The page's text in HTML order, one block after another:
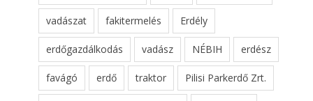
vadászat fakitermelés Erdély
erdőgazdálkodás vadász NÉBIH erdész
favágó erdő traktor Pilisi Parkerdő Zrt.